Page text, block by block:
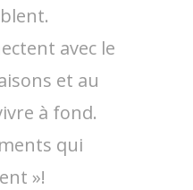
avec le
et au
à fond.
qui
»!